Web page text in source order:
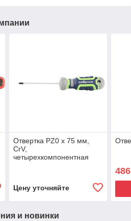
Отвертка PZ0 x 75 мм,
CrV,
четырехкомпонентная
Цену уточняйте
486
и новинки